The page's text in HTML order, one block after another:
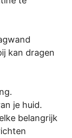
kan dragen
je huid.
belangrijk